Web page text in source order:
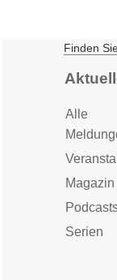
Finden
Alle
Magazin
Serien